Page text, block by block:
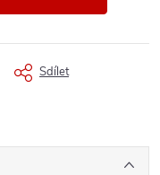
Sdílet